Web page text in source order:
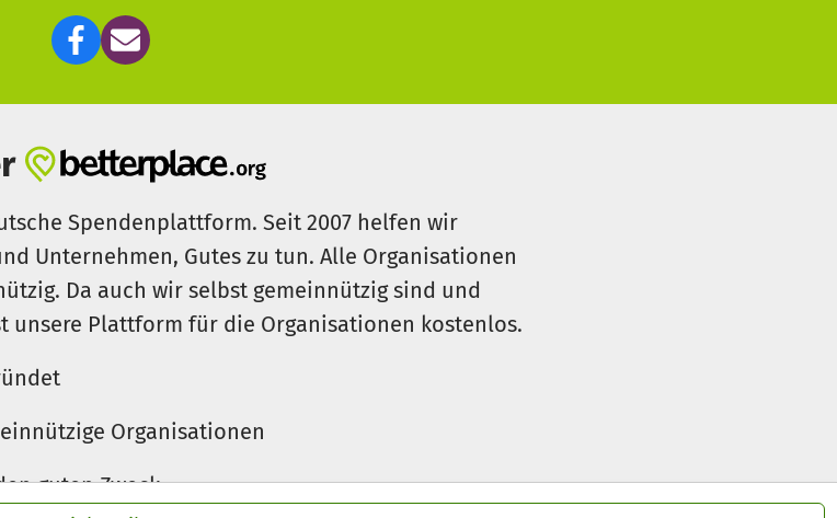
Spendenplattform. Seit 2007 helfen wir
Unternehmen, Gutes zu tun. Alle Organisationen
Da auch wir selbst gemeinnützig sind und
Plattform für die Organisationen kostenlos.
Organisationen
guten Zweck